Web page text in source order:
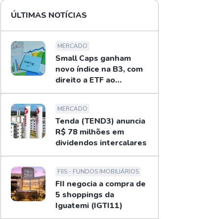
ÚLTIMAS NOTÍCIAS
MERCADO
Small Caps ganham
novo índice na B3, com
direito a ETF ao
investidor
MERCADO
Tenda (TEND3) anuncia
R$ 78 milhões em
dividendos intercalares
FIIS - FUNDOS IMOBILIÁRIOS
FII negocia a compra de
5 shoppings da
Iguatemi (IGTI11)